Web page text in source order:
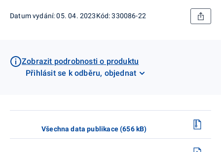
Datum vydání: 05. 04. 2023Kód: 330086-22
Zobrazit podrobnosti o produktu
Přihlásit se k odběru, objednat
Všechna data publikace (656 kB)